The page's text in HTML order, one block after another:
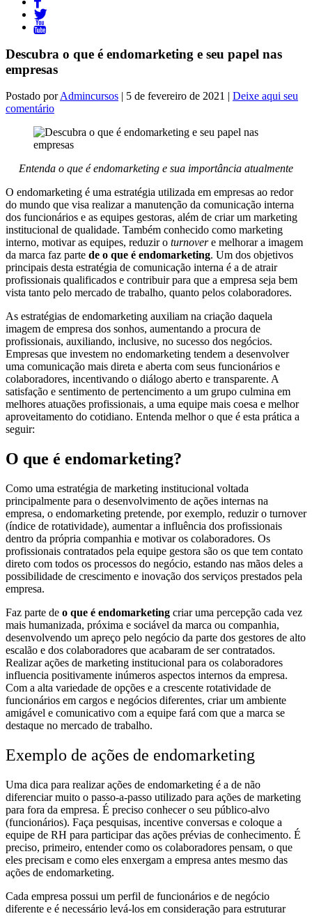
Descubra o que é endomarketing e seu papel nas
empresas
Postado porAdmincursos | 5 de fevereiro de 2021 | Deixe aqui seu
comentário
Entenda o que é endomarketing e sua importância atualmente
O endomarketing é uma estratégia utilizada em empresas ao redor
do mundo que visa realizar a manutenção da comunicação interna
dos funcionários e as equipes gestoras, além de criar um marketing
institucional de qualidade. Também conhecido como marketing
interno, motivar as equipes, reduzir o turnovere melhorar a imagem
da marca faz parte de o que é endomarketing. Um dos objetivos
principais desta estratégia de comunicação interna é a de atrair
profissionais qualificados e contribuir para que a empresa seja bem
vista tanto pelo mercado de trabalho, quanto pelos colaboradores.
As estratégias de endomarketing auxiliam na criação daquela
imagem de empresa dos sonhos, aumentando a procura de
profissionais, auxiliando, inclusive, no sucesso dos negócios.
Empresas que investem no endomarketing tendem a desenvolver
uma comunicação mais direta e aberta com seus funcionários e
colaboradores, incentivando o diálogo aberto e transparente. A
satisfação e sentimento de pertencimento a um grupo culmina em
melhores atuações profissionais, a uma equipe mais coesa e melhor
aproveitamento do cotidiano. Entenda melhor o que é esta prática a
seguir:
O que é endomarketing?
Como uma estratégia de marketing institucional voltada
principalmente para o desenvolvimento de ações internas na
empresa, o endomarketing pretende, por exemplo, reduzir o turnover
(índice de rotatividade), aumentar a influência dos profissionais
dentro da própria companhia e motivar os colaboradores. Os
profissionais contratados pela equipe gestora são os que tem contato
direto com todos os processos do negócio, estando nas mãos deles a
possibilidade de crescimento e inovação dos serviços prestados pela
empresa.
Faz parte de o que é endomarketing criar uma percepção cada vez
mais humanizada, próxima e sociável da marca ou companhia,
desenvolvendo um apreço pelo negócio da parte dos gestores de alto
escalão e dos colaboradores que acabaram de ser contratados.
Realizar ações de marketing institucional para os colaboradores
influencia positivamente inúmeros aspectos internos da empresa.
Com a alta variedade de opções e a crescente rotatividade de
funcionários em cargos e negócios diferentes, criar um ambiente
amigável e comunicativo com a equipe fará com que a marca se
destaque no mercado de trabalho.
Exemplo de ações de endomarketing
Uma dica para realizar ações de endomarketing é a de não
diferenciar muito o passo-a-passo utilizado para ações de marketing
para fora da empresa. É preciso conhecer o seu público-alvo
(funcionários). Faça pesquisas, incentive conversas e coloque a
equipe de RH para participar das ações prévias de conhecimento. É
preciso, primeiro, entender como os colaboradores pensam, o que
eles precisam e como eles enxergam a empresa antes mesmo das
ações de endomarketing.
Cada empresa possui um perfil de funcionários e de negócio
diferente e é necessário levá-los em consideração para estruturar